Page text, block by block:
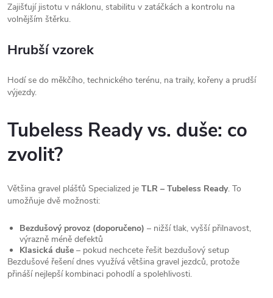
Zajišťují jistotu v náklonu, stabilitu v zatáčkách a kontrolu na
volnějším štěrku.
Hrubší vzorek
Hodí se do měkčího, technického terénu, na traily, kořeny a prudší
výjezdy.
Tubeless Ready vs. duše: co
zvolit?
Většina gravel plášťů Specialized je TLR – Tubeless Ready. To
umožňuje dvě možnosti:
Bezdušový provoz (doporučeno) – nižší tlak, vyšší přilnavost,
výrazně méně defektů
Klasická duše – pokud nechcete řešit bezdušový setup
Bezdušové řešení dnes využívá většina gravel jezdců, protože
přináší nejlepší kombinaci pohodlí a spolehlivosti.